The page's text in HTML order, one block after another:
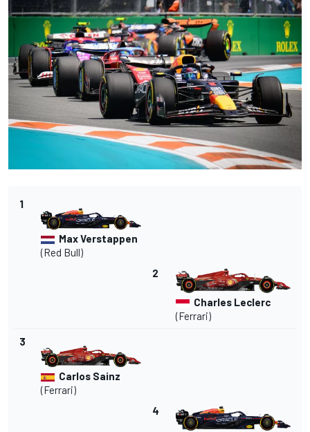
1
Max Verstappen
(Red Bull)
2
Charles Leclerc
(Ferrari)
3
Carlos Sainz
(Ferrari)
4